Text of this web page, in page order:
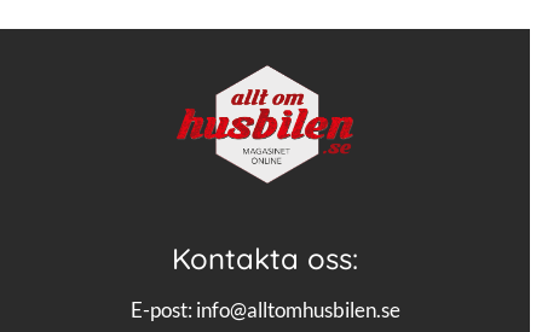
Kontakta oss:
E-post: info@alltomhusbilen.se